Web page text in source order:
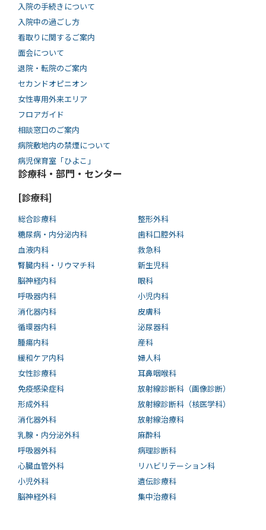
入院の手続きについて
入院中の過ごし方
看取りに関するご案内
面会について
退院・転院のご案内
セカンドオピニオン
女性専用外来エリア
フロアガイド
相談窓口のご案内
病院敷地内の禁煙について
病児保育室「ひよこ」
診療科・部門・センター
[診療科]
総合診療科
糖尿病・内分泌内科
血液内科
腎臓内科・リウマチ科
脳神経内科
呼吸器内科
消化器内科
循環器内科
腫瘍内科
緩和ケア内科
女性診療科
免疫感染症科
形成外科
消化器外科
乳腺・内分泌外科
呼吸器外科
心臓血管外科
小児外科
脳神経外科
整形外科
歯科口腔外科
救急科
新生児科
眼科
小児内科
皮膚科
泌尿器科
産科
婦人科
耳鼻咽喉科
放射線診断科（画像診断）
放射線診断科（核医学科）
放射線治療科
麻酔科
病理診断科
リハビリテーション科
遺伝診療科
集中治療科